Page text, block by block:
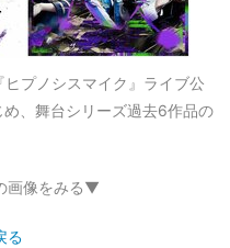
ヒプノシスマイク』ライブ公
、舞台シリーズ過去6作品の
画像をみる▼
る